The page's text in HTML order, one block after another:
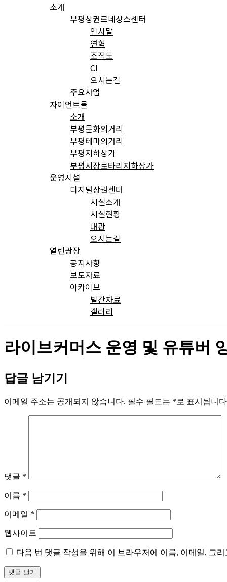
소개
부평상권르네상스센터
인사말
연혁
조직도
CI
오시는길
주요사업
자이언트몰
소개
부평문화의거리
부평테마의거리
부평지하상가
부평시장로타리지하상가
운영시설
디지털상권센터
시설소개
시설현황
대관
오시는길
열린광장
공지사항
보도자료
아카이브
발간자료
갤러리
라이브커머스 운영 및 유튜버
답글 남기기
이메일 주소는 공개되지 않습니다. 필수 필드는 *로 표시됩니다
댓글 *
이름 *
이메일 *
웹사이트
다음 번 댓글 작성을 위해 이 브라우저에 이름, 이메일, 그